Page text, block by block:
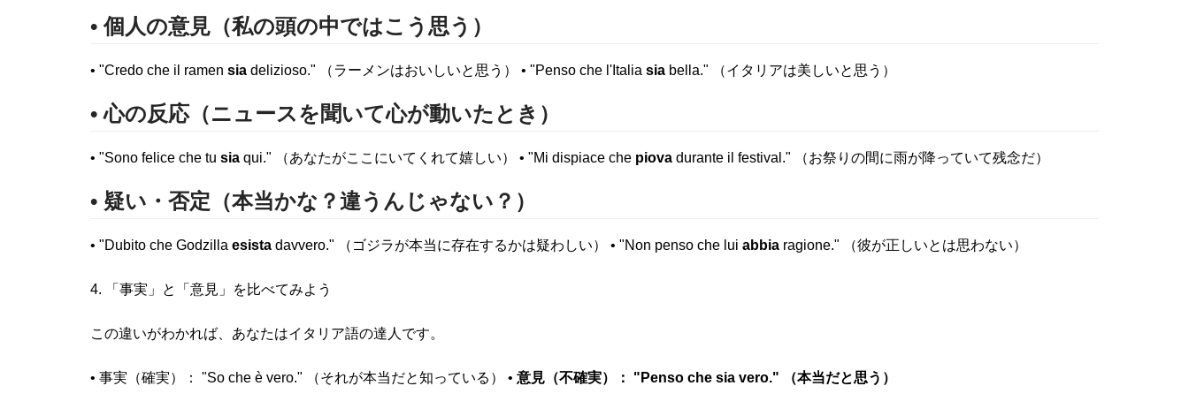
• 個人の意見（私の頭の中ではこう思う）
• "Credo che il ramen sia delizioso." （ラーメンはおいしいと思う） • "Penso che l'Italia sia bella." （イタリアは美しいと思う）
• 心の反応（ニュースを聞いて心が動いたとき）
• "Sono felice che tu sia qui." （あなたがここにいてくれて嬉しい） • "Mi dispiace che piova durante il festival." （お祭りの間に雨が降っていて残念だ）
• 疑い・否定（本当かな？違うんじゃない？）
• "Dubito che Godzilla esista davvero." （ゴジラが本当に存在するかは疑わしい） • "Non penso che lui abbia ragione." （彼が正しいとは思わない）
4. 「事実」と「意見」を比べてみよう
この違いがわかれば、あなたはイタリア語の達人です。
• 事実（確実）： "So che è vero." （それが本当だと知っている） • 意見（不確実）： "Penso che sia vero." （本当だと思う）